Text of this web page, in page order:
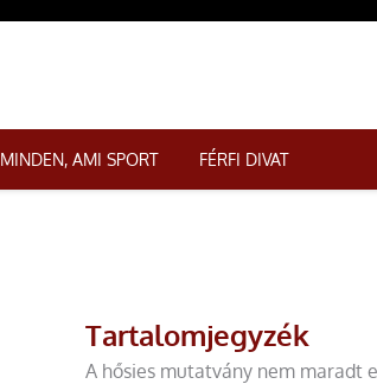
MINDEN, AMI SPORT FÉRFI DIVAT
Tartalomjegyzék
A hősies mutatvány nem maradt